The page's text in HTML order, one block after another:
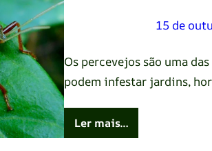
Renato Oliveira 15 de
Os percevejos são uma
podem infestar jardins,
Ler mais…